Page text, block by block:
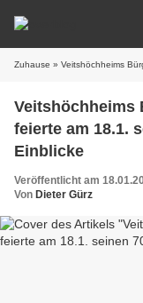
Zuhause » Veitshöchheims
Veitshöchheims
feierte am 18.1.
Einblicke
Veröffentlicht am
Von Dieter Gürz